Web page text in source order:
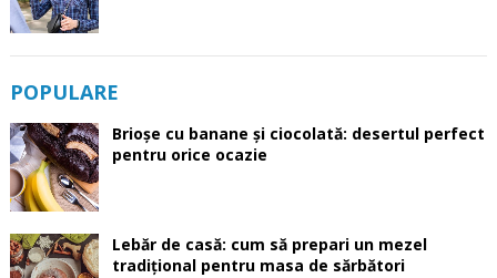
POPULARE
Brioșe cu banane și ciocolată: desertul perfect
pentru orice ocazie
Lebăr de casă: cum să prepari un mezel
tradițional pentru masa de sărbători